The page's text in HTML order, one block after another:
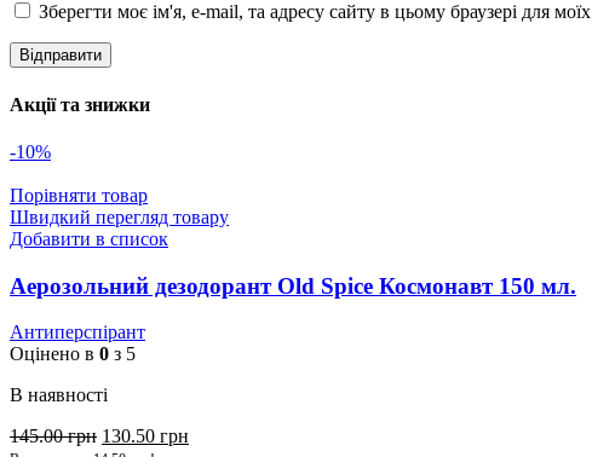
Зберегти моє ім'я, e-mail, та адресу сайту в цьому браузері для
Акції та знижки
-10%
Порівняти товар
Швидкий перегляд товару
Добавити в список
Аерозольний дезодорант Old Spice Космонавт 150 мл.
Антиперспірант
Оцінено в 0 з 5
В наявності
145.00грн 130.50 грн